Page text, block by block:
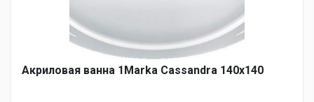
Акриловая ванна 1Marka Cassandra 140х140